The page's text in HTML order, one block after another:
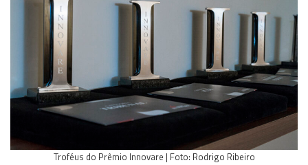
Troféus do Prêmio Innovare | Foto: Rodrigo Ribeiro